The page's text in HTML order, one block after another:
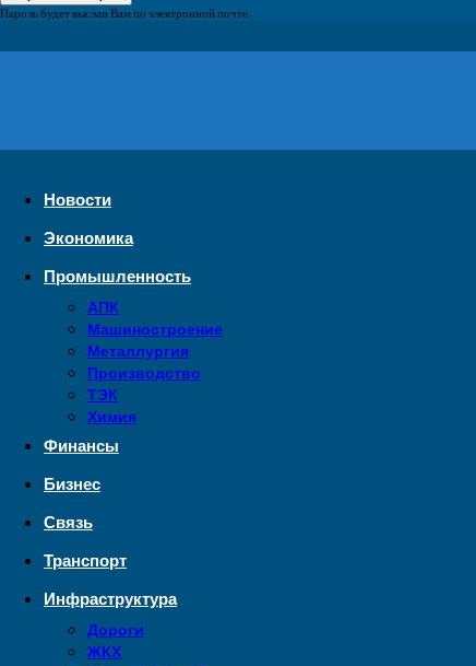
Пароль будет выслан Вам по электронной почте.
экономики,
Новости
Экономика
Промышленность
АПК
Машиностроение
Металлургия
Производство
ТЭК
Химия
Финансы
Бизнес
Связь
Транспорт
Инфраструктура
Дороги
ЖКХ